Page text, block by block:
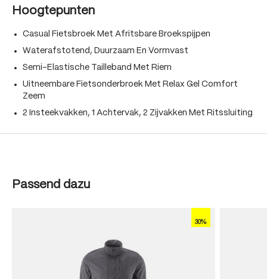
Hoogtepunten
Casual Fietsbroek Met Afritsbare Broekspijpen
Waterafstotend, Duurzaam En Vormvast
Semi-Elastische Tailleband Met Riem
Uitneembare Fietsonderbroek Met Relax Gel Comfort
Zeem
2 Insteekvakken, 1 Achtervak, 2 Zijvakken Met Ritssluiting
Produktgalerie überspringen
Passend dazu
30%